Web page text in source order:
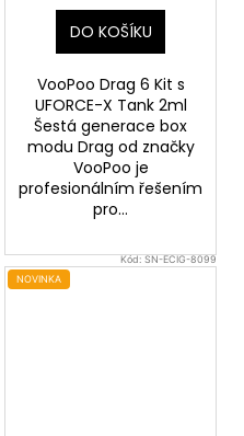
DO KOŠÍKU
VooPoo Drag 6 Kit s
UFORCE-X Tank 2ml
Šestá generace box
modu Drag od značky
VooPoo je
profesionálním řešením
pro...
Kód:SN-ECIG-8099
NOVINKA